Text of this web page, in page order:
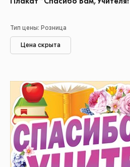
Тип цены: Розница
Цена скрыта